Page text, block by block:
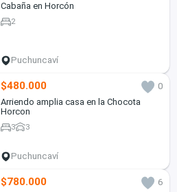
Cabaña en Horcón
2
Puchuncaví
$480.000
0
Arriendo amplia casa en la Chocota
Horcon
3 3
Puchuncaví
$780.000
6